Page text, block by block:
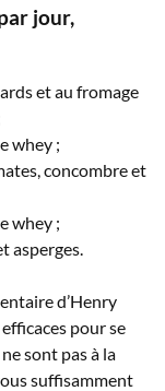
jour,
et au fromage
whey ;
concombre et
whey ;
asperges.
d’Henry
pour se
sont pas à la
suffisamment